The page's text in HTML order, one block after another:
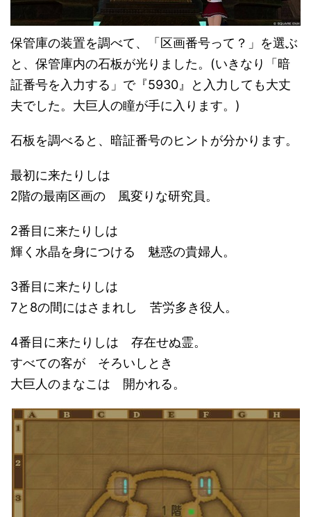
保管庫の装置を調べて、「区画番号って？」を選ぶ
と、保管庫内の石板が光りました。(いきなり「暗
証番号を入力する」で『5930』と入力しても大丈
夫でした。大巨人の瞳が手に入ります。)
石板を調べると、暗証番号のヒントが分かります。
最初に来たりしは
2階の最南区画の 風変りな研究員。
2番目に来たりしは
輝く水晶を身につける 魅惑の貴婦人。
3番目に来たりしは
7と8の間にはさまれし 苦労多き役人。
4番目に来たりしは 存在せぬ霊。
すべての客が そろいしとき
大巨人のまなこは 開かれる。